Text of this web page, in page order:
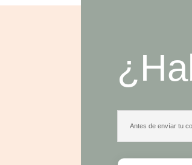
Antes de envíar tu